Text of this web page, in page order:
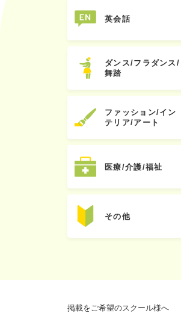
英会話
ダンス/フラダンス/
舞踏
ファッション/イン
テリア/アート
医療/介護/福祉
その他
掲載をご希望のスクール様へ